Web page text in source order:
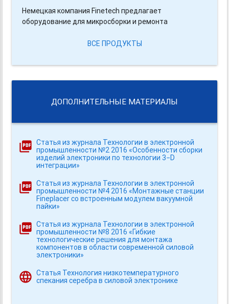
Немецкая компания Finetech предлагает
оборудование для микросборки и ремонта
ВСЕ ПРОДУКТЫ
ДОПОЛНИТЕЛЬНЫЕ МАТЕРИАЛЫ
Статья из журнала Технологии в электронной
промышленности №2 2016 «Особенности сборки
изделий электроники по технологии 3−D
интеграции»
Статья из журнала Технологии в электронной
промышленности №4 2016 «Монтажные станции
Fineplacer со встроенным модулем вакуумной
пайки»
Статья из журнала Технологии в электронной
промышленности №8 2016 «Гибкие
технологические решения для монтажа
компонентов в области современной силовой
электроники»
Статья Технология низкотемпературного
спекания серебра в силовой электронике